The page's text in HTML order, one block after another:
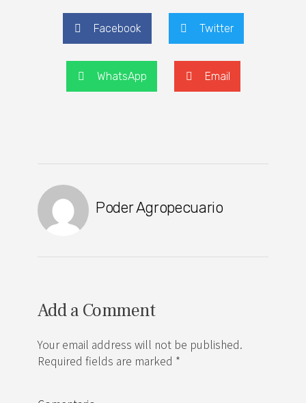
Facebook Twitter
WhatsApp Email
Poder Agropecuario
Add a Comment
Your email address will not be published.
Required fields are marked *